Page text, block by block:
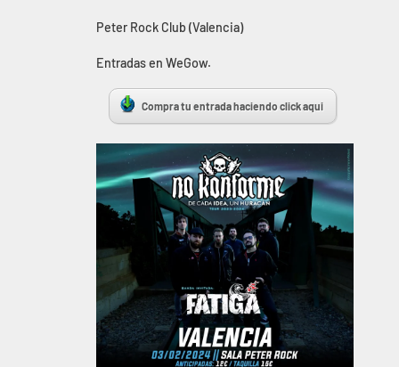
Peter Rock Club (Valencia)
Entradas en WeGow.
Compra tu entrada haciendo click aqui